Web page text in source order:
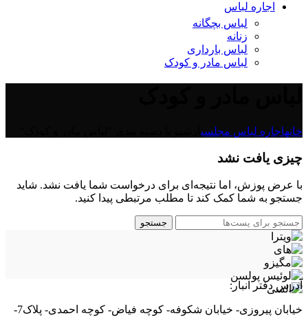
اجاره لباس
لباس بچگانه
زنانه
لباس بارداری
لباس مادر و کودک
خانهاجاره لباس مجلسی
چیزی یافت نشد
با عرض پوزش، اما نتیجه‌ای برای درخواست شما یافت نشد. شاید
جستجو به شما کمک کند تا مطلب مرتبطی پیدا کنید.
جستجو
آدرس دفتر انبار:
خیابان پیروزی- خیابان شکوفه- کوچه فیاض- کوچه احمدی- پلاک7-